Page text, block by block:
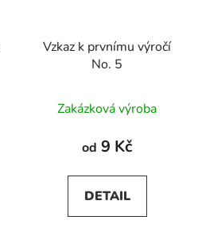
Vzkaz k prvnímu výročí
No. 5
Zakázková výroba
od 9 Kč
DETAIL